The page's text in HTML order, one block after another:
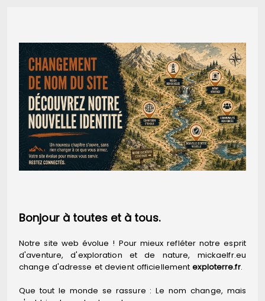
Bonjour à toutes et à tous.
Notre site web évolue ! Pour mieux refléter notre esprit
d'aventure, d'exploration et de nature, mickaelfr.eu
change d'adresse et devient officiellementexploterre.fr.
Que tout le monde se rassure : Le nom change, mais